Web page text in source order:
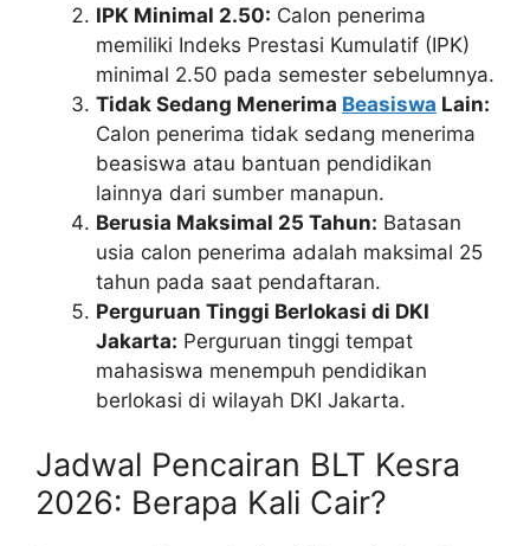
IPK Minimal 2.50: Calon penerima
memiliki Indeks Prestasi Kumulatif (IPK)
minimal 2.50 pada semester sebelumnya.
Tidak Sedang Menerima Beasiswa Lain:
Calon penerima tidak sedang menerima
beasiswa atau bantuan pendidikan
lainnya dari sumber manapun.
Berusia Maksimal 25 Tahun: Batasan
usia calon penerima adalah maksimal 25
tahun pada saat pendaftaran.
Perguruan Tinggi Berlokasi di DKI
Jakarta: Perguruan tinggi tempat
mahasiswa menempuh pendidikan
berlokasi di wilayah DKI Jakarta.
Jadwal Pencairan BLT Kesra
2026: Berapa Kali Cair?